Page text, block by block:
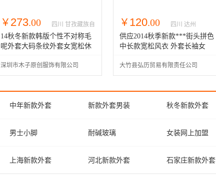
￥ 273.00
四川 甘孜藏族自
治州
14秋冬新款韩版个性不对称毛
呢外套大码条纹外套女宽松休
深圳市木子原创服饰有限公司
￥ 120.00 四川 达州
供应2014秋季新款***街头拼色
中长款宽松风衣 外套长袖女
大竹县弘历贸易有限责任公司
中年新款外套 新款外套男装 秋冬新款外套
冬款新款外套 加大新款外套 大童新款外套
男士小脚 耐碱玻璃 女装网上加盟
上海新款外套 河北新款外套 石家庄新款外套